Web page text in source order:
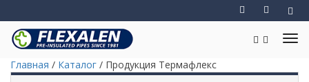
Главная / Каталог / Продукция Термафлекс